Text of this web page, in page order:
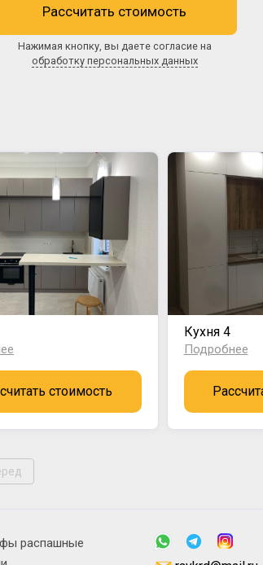
Рассчитать стоимость
Нажимая кнопку, вы даете согласие на
обработку персональных данных
стоимость
Кухня 4
Подробнее
распашные